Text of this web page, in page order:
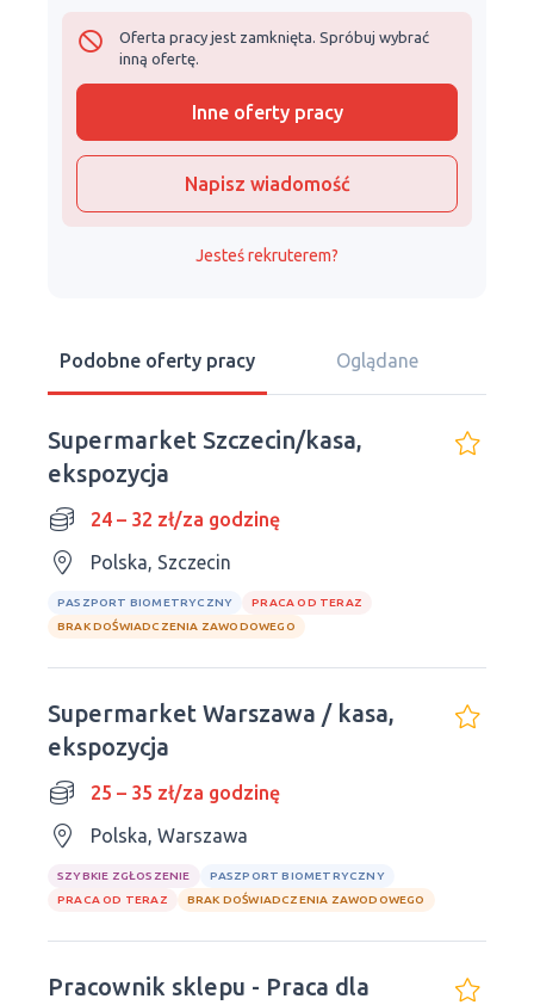
Oferta pracy jest zamknięta. Spróbuj wybrać
inną ofertę.
Inne oferty pracy
Napisz wiadomość
Jesteś rekruterem?
Podobne oferty pracy Oglądane
Supermarket Szczecin/kasa,
ekspozycja
24 – 32 zł/za godzinę
Polska, Szczecin
PASZPORT BIOMETRYCZNY
PRACA OD TERAZ
BRAK DOŚWIADCZENIA ZAWODOWEGO
Supermarket Warszawa / kasa,
ekspozycja
25 – 35 zł/za godzinę
Polska, Warszawa
SZYBKIE ZGŁOSZENIE
PASZPORT BIOMETRYCZNY
PRACA OD TERAZ
BRAK DOŚWIADCZENIA ZAWODOWEGO
Pracownik sklepu - Praca dla